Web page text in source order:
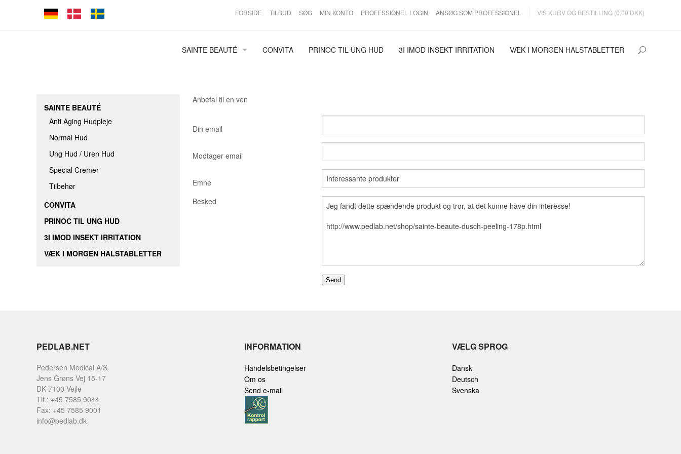
FORSIDE TILBUD SØG MIN KONTO PROFESSIONEL LOGIN ANSØG SOM PROFESSIONEL VIS KURV OG BESTILLING (0,00 DKK)
SAINTE BEAUTÉ
UNG HUD / UREN HUD
CONVITA PRINOC TIL UNG HUD 3I IMOD INSEKT IRRITATION VÆK I MORGEN HALSTABLETTER
SAINTE BEAUTÉ
Anti Aging Hudpleje
Normal Hud
Ung Hud / Uren Hud
Special Cremer
Tilbehør
CONVITA
PRINOC TIL UNG HUD
3I IMOD INSEKT IRRITATION
VÆK I MORGEN HALSTABLETTER
Anbefal til en ven
Din email
Modtager email
Emne
Besked
PEDLAB.NET
Pedersen Medical A/S
Jens Grøns Vej 15-17
DK-7100 Vejle
Tlf.: +45 7585 9044
Fax: +45 7585 9001
info@pedlab.dk
INFORMATION
Handelsbetingelser
Om os
Send e-mail
VÆLG SPROG
Dansk
Deutsch
Svenska